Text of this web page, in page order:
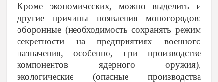
Кроме экономических, можно выделить и
другие причины появления моногородов:
оборонные (необходимость сохранять режим
секретности на предприятиях военного
назначения, особенно, при производстве
компонентов ядерного оружия),
экологические (опасные производства